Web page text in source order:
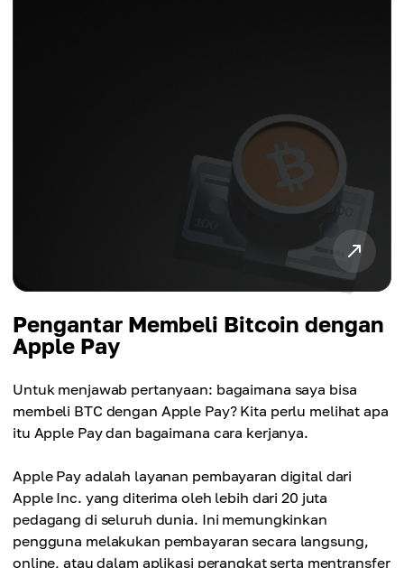
Pengantar Membeli Bitcoin dengan
Apple Pay
Untuk menjawab pertanyaan: bagaimana saya bisa
membeli BTC dengan Apple Pay? Kita perlu melihat apa
itu Apple Pay dan bagaimana cara kerjanya.
Apple Pay adalah layanan pembayaran digital dari
Apple Inc. yang diterima oleh lebih dari 20 juta
pedagang di seluruh dunia. Ini memungkinkan
pengguna melakukan pembayaran secara langsung,
online, atau dalam aplikasi perangkat serta mentransfer